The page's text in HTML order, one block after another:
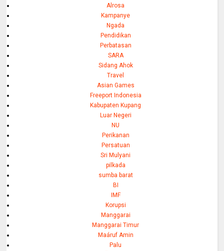
Alrosa
Kampanye
Ngada
Pendidikan
Perbatasan
SARA
Sidang Ahok
Travel
Asian Games
Freeport Indonesia
Kabupaten Kupang
Luar Negeri
NU
Perikanan
Persatuan
Sri Mulyani
pilkada
sumba barat
BI
IMF
Korupsi
Manggarai
Manggarai Timur
Maáruf Amin
Palu